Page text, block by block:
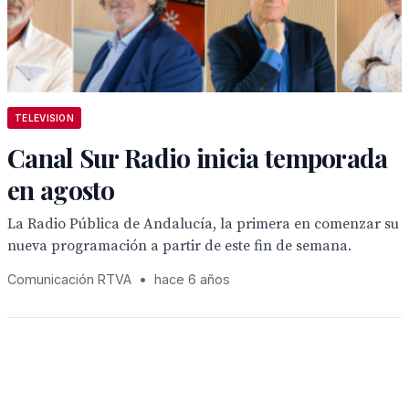
TELEVISION
Canal Sur Radio inicia temporada
en agosto
La Radio Pública de Andalucía, la primera en comenzar su
nueva programación a partir de este fin de semana.
Comunicación RTVA • hace 6 años